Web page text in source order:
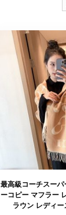
最高級コーチスー
ーコピー マフラー
ラウン レディ